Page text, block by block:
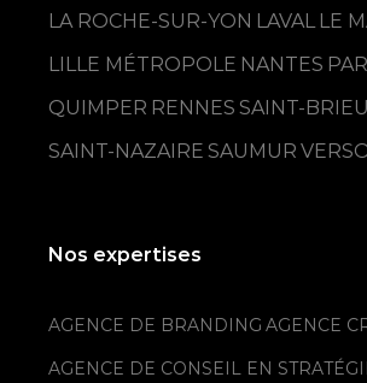
LA ROCHE-SUR-YON LAVAL LE
LILLE MÉTROPOLE NANTES
QUIMPER RENNES SAINT-
SAINT-NAZAIRE SAUMUR
Nos expertises
AGENCE DE BRANDING AGENCE
AGENCE DE CONSEIL EN